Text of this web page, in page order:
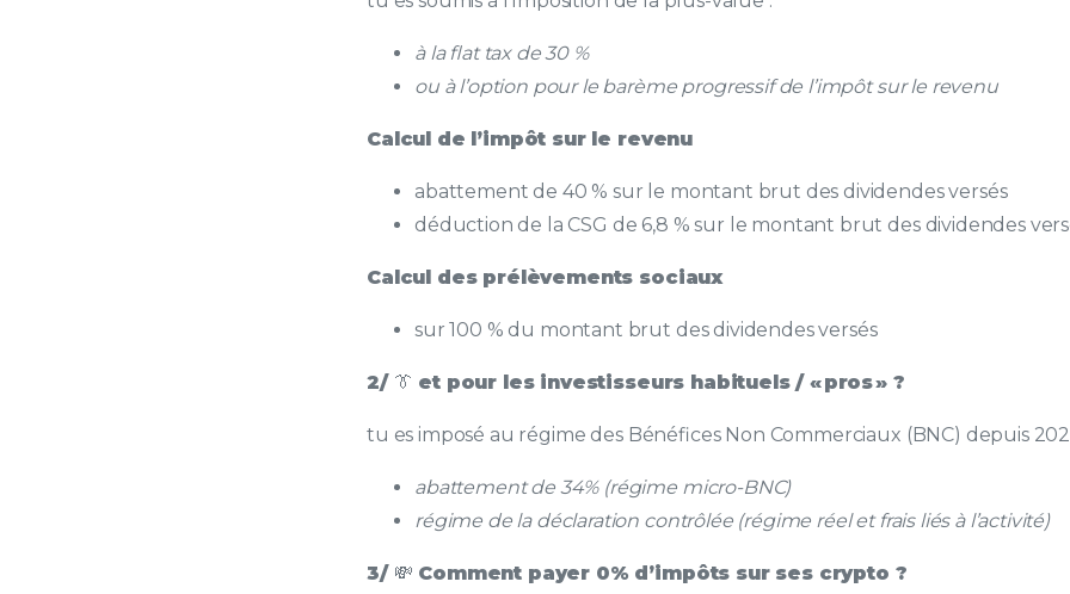
à la flat tax de 30 %
ou à l’option pour le barème progressif de l’impôt sur le revenu
Calcul de l’impôt sur le revenu
abattement de 40 % sur le montant brut des dividendes versés
déduction de la CSG de 6,8 % sur le montant brut des dividendes
Calcul des prélèvements sociaux
sur 100 % du montant brut des dividendes versés
2/ 👔 et pour les investisseurs habituels / « pros » ?
tu es imposé au régime des Bénéfices Non Commerciaux (BNC) depuis
abattement de 34% (régime micro-BNC)
régime de la déclaration contrôlée (régime réel et frais liés à l’activité)
3/ 💸 Comment payer 0% d’impôts sur ses crypto ?